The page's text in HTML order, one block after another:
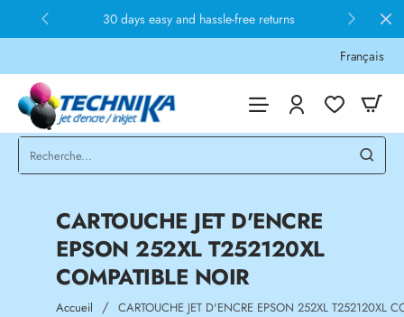
30 days easy and hassle-free returns
Français
CARTOUCHE JET D'ENCRE
EPSON 252XL T252120XL
COMPATIBLE NOIR
Accueil homeCARTOUCHE JET D'ENCRE EPSON 252XL T252120XL